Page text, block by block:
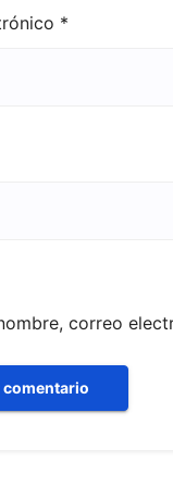
*
correo